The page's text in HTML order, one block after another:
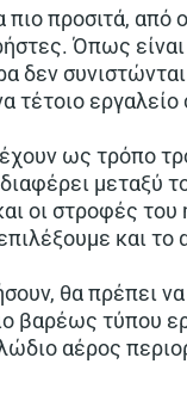
προσιτά, από
Όπως
εργαλείο
ως τρόπο
μεταξύ
οι στροφές
και το
θα πρέπει
βαρέως τύπου
αέρος